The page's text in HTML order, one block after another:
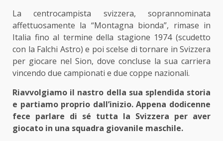
La centrocampista svizzera, soprannominata
affettuosamente la “Montagna bionda”, rimase in
Italia fino al termine della stagione 1974 (scudetto
con la Falchi Astro) e poi scelse di tornare in Svizzera
per giocare nel Sion, dove concluse la sua carriera
vincendo due campionati e due coppe nazionali.
Riavvolgiamo il nastro della sua splendida storia
e partiamo proprio dall’inizio. Appena dodicenne
fece parlare di sé tutta la Svizzera per aver
giocato in una squadra giovanile maschile.